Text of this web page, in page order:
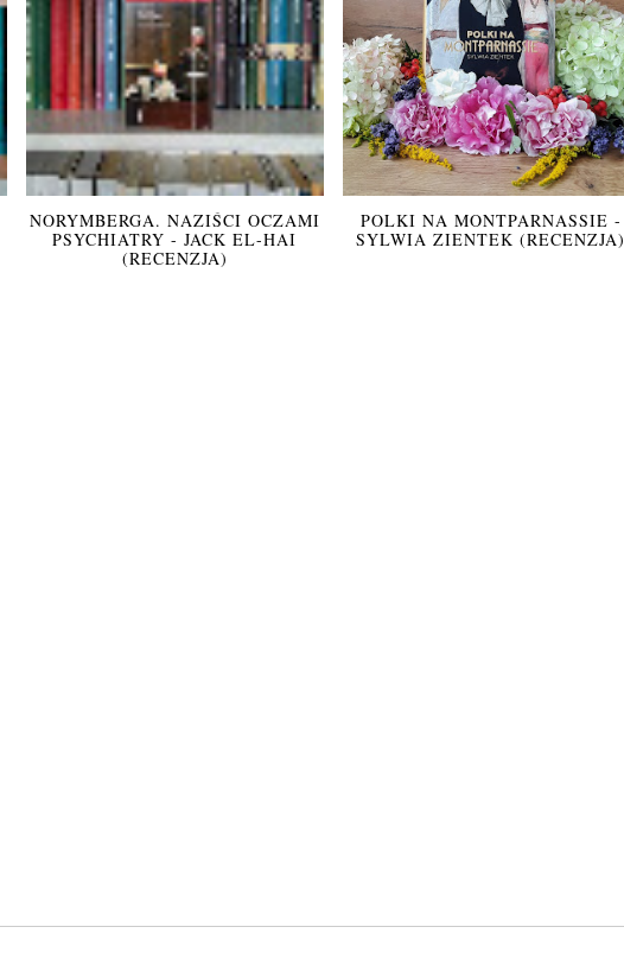
NORYMBERGA. NAZIŚCI OCZAMI
PSYCHIATRY - JACK EL-HAI
(RECENZJA)
POLKI NA MONTPARNASSIE -
SYLWIA ZIENTEK (RECENZJA)